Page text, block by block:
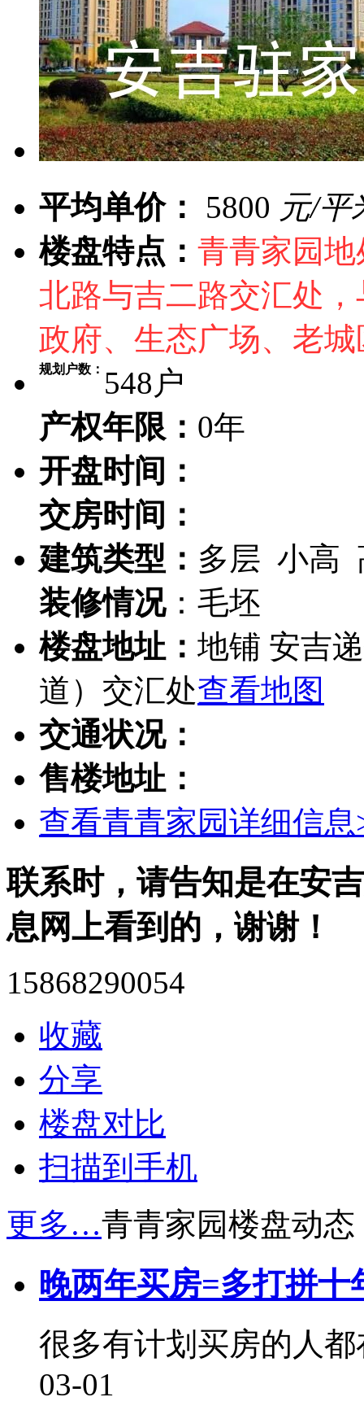
平均单价： 5800 元/平
楼盘特点： 青青家园
北路与吉二路交汇处
政府、生态广场、老
规划户数： 548户
产权年限： 0年
开盘时间：
交房时间：
建筑类型： 多层 小高
装修情况：毛坯
楼盘地址： 地铺 安吉
道）交汇处查看地图
交通状况：
售楼地址：
查看青青家园详细信息
联系时，请告知是在安
息网上看到的，谢谢！
15868290054
收藏
分享
楼盘对比
扫描到手机
更多…青青家园楼盘动态
晚两年买房=多打拼
很多有计划买房的人
03-01